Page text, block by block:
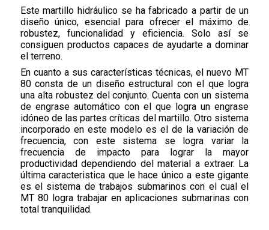
Este martillo hidráulico se ha fabricado a partir de un
diseño único, esencial para ofrecer el máximo de
robustez, funcionalidad y eficiencia. Solo así se
consiguen productos capaces de ayudarte a dominar
el terreno.
En cuanto a sus características técnicas, el nuevo MT
80 consta de un diseño estructural con el que logra
una alta robustez del conjunto. Cuenta con un sistema
de engrase automático con el que logra un engrase
idóneo de las partes críticas del martillo. Otro sistema
incorporado en este modelo es el de la variación de
frecuencia, con este sistema se logra variar la
frecuencia de impacto para lograr la mayor
productividad dependiendo del material a extraer. La
última caracteristica que le hace único a este gigante
es el sistema de trabajos submarinos con el cual el
MT 80 logra trabajar en aplicaciones submarinas con
total tranquilidad.